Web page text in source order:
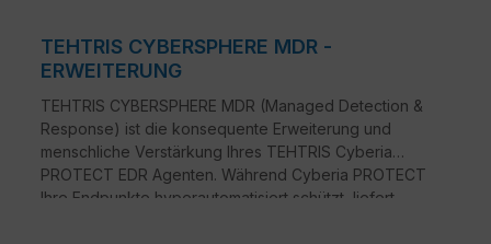
TEHTRIS CYBERSPHERE MDR -
ERWEITERUNG
TEHTRIS CYBERSPHERE MDR (Managed Detection &
Response) ist die konsequente Erweiterung und
menschliche Verstärkung Ihres TEHTRIS Cyberia
PROTECT EDR Agenten. Während Cyberia PROTECT
Ihre Endpunkte hyperautomatisiert schützt, liefert